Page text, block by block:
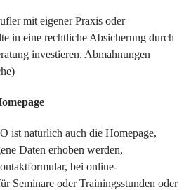
mit eigener Praxis oder
in eine rechtliche Absicherung durch
investieren. Abmahnungen
ist natürlich auch die Homepage,
Daten erhoben werden,
bei online-
Seminare oder Trainingsstunden oder